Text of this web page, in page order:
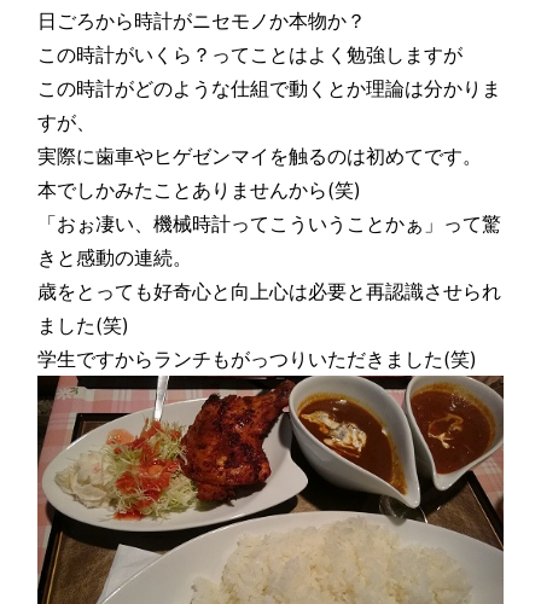
日ごろから時計がニセモノか本物か？
この時計がいくら？ってことはよく勉強しますが
この時計がどのような仕組で動くとか理論は分かりま
すが、
実際に歯車やヒゲゼンマイを触るのは初めてです。
本でしかみたことありませんから(笑)
「おぉ凄い、機械時計ってこういうことかぁ」って驚
きと感動の連続。
歳をとっても好奇心と向上心は必要と再認識させられ
ました(笑)
学生ですからランチもがっつりいただきました(笑)